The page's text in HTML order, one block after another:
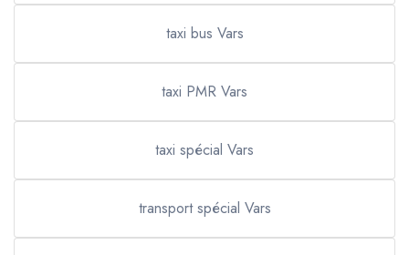
taxi bus Vars
taxi PMR Vars
taxi spécial Vars
transport spécial Vars